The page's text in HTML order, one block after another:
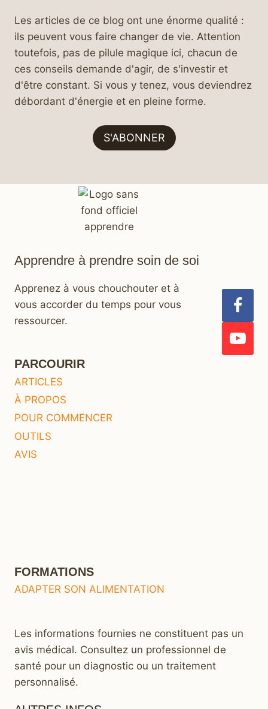
Les articles de ce blog ont une énorme qualité :
ils peuvent vous faire changer de vie. Attention
toutefois, pas de pilule magique ici, chacun de
ces conseils demande d'agir, de s'investir et
d'être constant. Si vous y tenez, vous deviendrez
débordant d'énergie et en pleine forme.
S'ABONNER
Apprendre à prendre soin de soi
Apprenez à vous chouchouter et à
vous accorder du temps pour vous
ressourcer.
PARCOURIR
ARTICLES
À PROPOS
POUR COMMENCER
OUTILS
AVIS
FORMATIONS
ADAPTER SON ALIMENTATION
Les informations fournies ne constituent pas un
avis médical. Consultez un professionnel de
santé pour un diagnostic ou un traitement
personnalisé.